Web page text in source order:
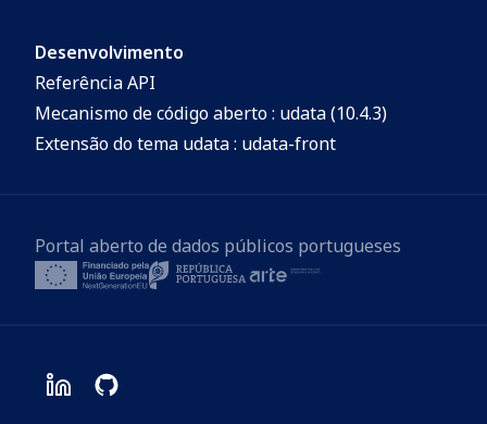
Desenvolvimento
Referência API
Mecanismo de código aberto : udata (10.4.3)
Extensão do tema udata : udata-front
Portal aberto de dados públicos portugueses